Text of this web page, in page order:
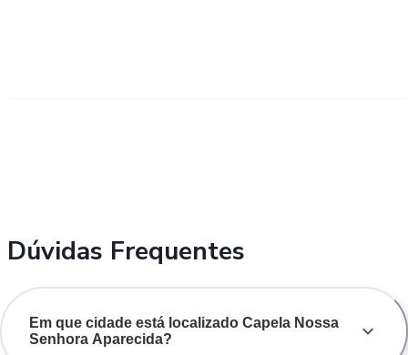
Dúvidas Frequentes
Em que cidade está localizado Capela Nossa
Senhora Aparecida?